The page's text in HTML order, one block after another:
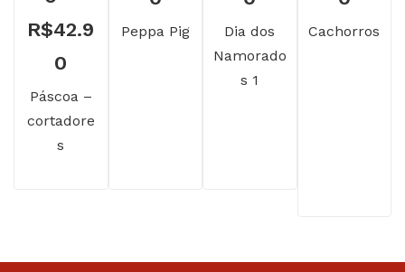
R$42.9
0
de
preço:
Páscoa –
cortadore
s
Peppa Pig
Dia dos
Namorado
s 1
Cachorros